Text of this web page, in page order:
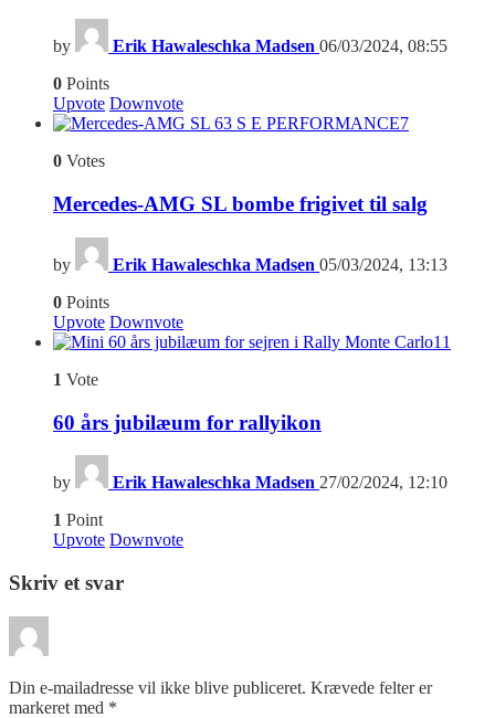
by Erik Hawaleschka Madsen 06/03/2024, 08:55
0 Points
Upvote Downvote
7
0 Votes
Mercedes-AMG SL bombe frigivet til salg
by Erik Hawaleschka Madsen 05/03/2024, 13:13
0 Points
Upvote Downvote
11
1 Vote
60 års jubilæum for rallyikon
by Erik Hawaleschka Madsen 27/02/2024, 12:10
1 Point
Upvote Downvote
Skriv et svar
Din e-mailadresse vil ikke blive publiceret. Krævede felter er
markeret med *